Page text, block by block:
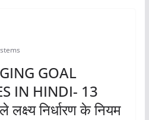
GOAL
IN HINDI- 13
लक्ष्य निर्धारण के नियम